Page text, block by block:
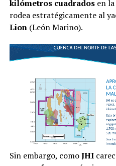
kilómetros cuadradosen la
rodea estratégicamente al
Lion(León Marino).
Sin embargo, comoJHI